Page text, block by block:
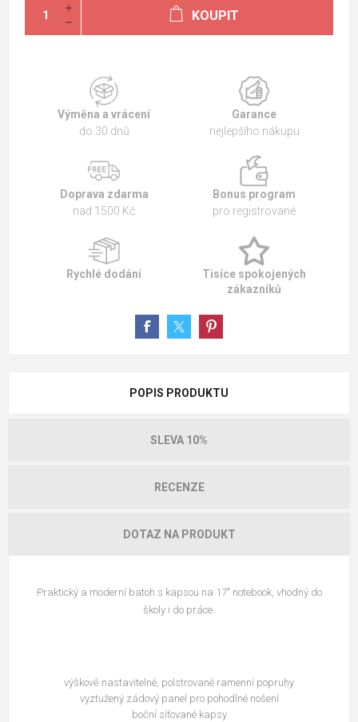
KOUPIT
Výměna a vrácení
do 30 dnů
Garance
nejlepšího nákupu
Doprava zdarma
nad 1500 Kč
Bonus program
pro registrované
Rychlé dodání
Tisíce spokojených
zákazníků
POPIS PRODUKTU
SLEVA 10%
RECENZE
DOTAZ NA PRODUKT
Praktický a moderní batoh s kapsou na 17" notebook, vhodný do
školy i do práce.
výškově nastavitelné, polstrované ramenní popruhy
vyztužený zádový panel pro pohodlné nošení
boční síťované kapsy